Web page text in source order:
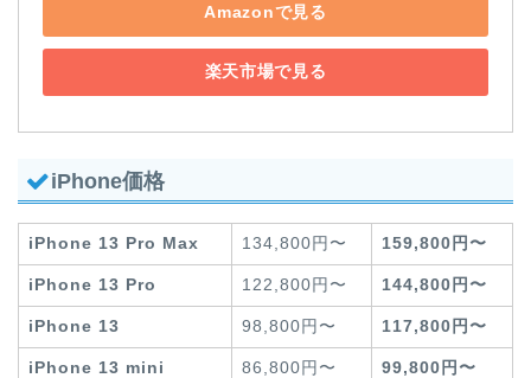
Amazonで見る
楽天市場で見る
iPhone価格
iPhone 13 Pro Max 134,800円〜 159,800円〜
iPhone 13 Pro 122,800円〜 144,800円〜
iPhone 13 98,800円〜 117,800円〜
iPhone 13 mini 86,800円〜 99,800円〜